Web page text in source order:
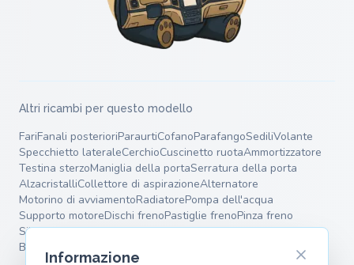
Altri ricambi per questo modello
FariFanali posterioriParaurtiCofanoParafangoSediliVolante
Specchietto lateraleCerchioCuscinetto ruotaAmmortizzatore
Testina sterzoManiglia della portaSerratura della porta
AlzacristalliCollettore di aspirazioneAlternatore
Motorino di avviamentoRadiatorePompa dell'acqua
Supporto motoreDischi frenoPastiglie frenoPinza freno
Silenziatore terminaleSilenziatore intermedioMolle
Bracci oscillanti
Informazione